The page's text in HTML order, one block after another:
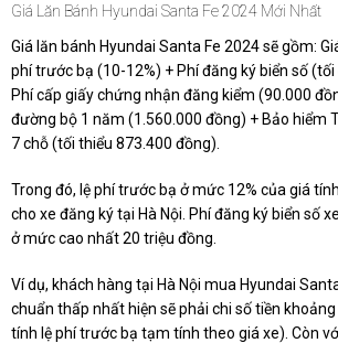
Giá Lăn Bánh Hyundai Santa Fe 2024 Mới Nhất
Giá lăn bánh Hyundai Santa Fe 2024 sẽ gồm:
phí trước bạ (10-12%) + Phí đăng ký biển số
Phí cấp giấy chứng nhận đăng kiểm (90.000
đường bộ 1 năm (1.560.000 đồng) + Bảo hiểm
7 chỗ (tối thiểu 873.400 đồng).
Trong đó, lệ phí trước bạ ở mức 12% của giá
cho xe đăng ký tại Hà Nội. Phí đăng ký biển số
ở mức cao nhất 20 triệu đồng.
Ví dụ, khách hàng tại Hà Nội mua Hyundai
chuẩn thấp nhất hiện sẽ phải chi số tiền
tính lệ phí trước bạ tạm tính theo giá xe). Còn